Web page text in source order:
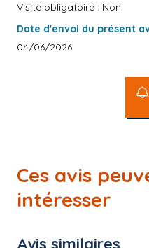
Visite obligatoire : Non
Date d'envoi du présent
04/06/2026
Ces avis
intéresser
Avis similaires